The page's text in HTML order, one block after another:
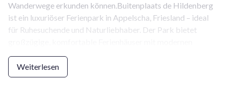
Wanderwege erkunden können.Buitenplaats de Hildenberg
ist ein luxuriöser Ferienpark in Appelscha, Friesland – ideal
für Ruhesuchende und Naturliebhaber. Der Park bietet
Annehmlichkeiten wie einer Spülmaschine, einer Sauna oder
sogar einem Whirlpool. Die Ferienhäuser verfügen über einen
großen Garten, der oft an den Wald oder den Golfplatz
Weiterlesen